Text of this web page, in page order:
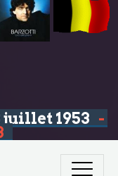
juillet 1953 -